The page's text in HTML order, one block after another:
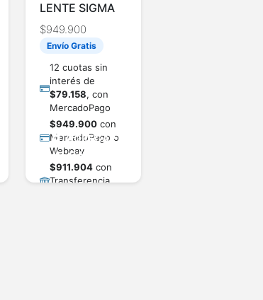
LENTE SIGMA
AF17-40mm
CANON RF DC
(A) F/1.8 DC
$949.900
Envío Gratis
12 cuotas sin
interés de
$79.158, con
MercadoPago
$949.900 con
MercadoPago o
Webpay
$911.904 con
Transferencia
AGREGAR
AL CARRITO